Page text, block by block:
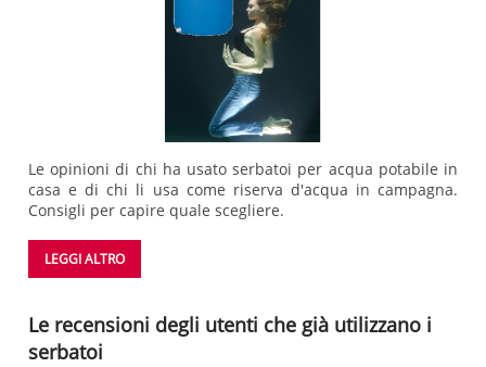
Le opinioni di chi ha usato serbatoi per acqua potabile in
casa e di chi li usa come riserva d'acqua in campagna.
Consigli per capire quale scegliere.
LEGGI ALTRO
Le recensioni degli utenti che già utilizzano i
serbatoi